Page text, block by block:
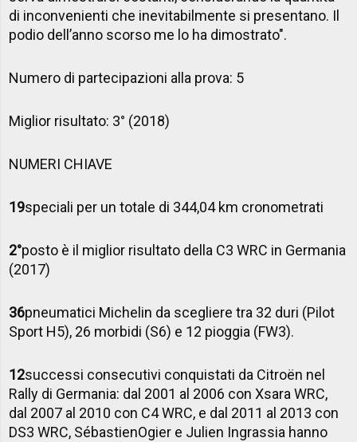
di inconvenienti che inevitabilmente si presentano. Il
podio dell’anno scorso me lo ha dimostrato".
Numero di partecipazioni alla prova: 5
Miglior risultato: 3° (2018)
NUMERI CHIAVE
19speciali per un totale di 344,04 km cronometrati
2°posto è il miglior risultato della C3 WRC in Germania
(2017)
36pneumatici Michelin da scegliere tra 32 duri (Pilot
Sport H5), 26 morbidi (S6) e 12 pioggia (FW3).
12successi consecutivi conquistati da Citroën nel
Rally di Germania: dal 2001 al 2006 con Xsara WRC,
dal 2007 al 2010 con C4 WRC, e dal 2011 al 2013 con
DS3 WRC, SébastienOgier e Julien Ingrassia hanno